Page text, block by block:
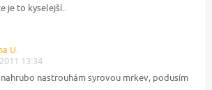
je to kyselejší..
U.
13:34
nahrubo nastrouhám syrovou mrkev, podusím